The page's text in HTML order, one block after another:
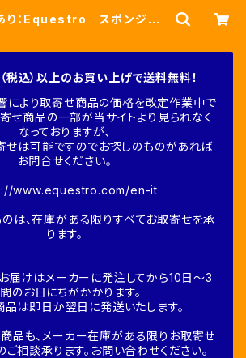
り：Equestro スポンジロ
込）以上のお買い上げで送料無料！
により取寄せ商品の価格を改定作業中で
せ商品の一部が当サイトより見られなく
なっておりますが、
せは可能ですのでお探しのものがあれば
お問合せください。
www.equestro.com/en-it
は、在庫がある限りすべてお取寄せを承
ります。
届けはメーカーに発注してから10日～3
のお日にちがかかります。
は即日か翌日に発送いたします。
品も、メーカー在庫がある限りお取寄せ
ご相談承ります。お問い合わせください。